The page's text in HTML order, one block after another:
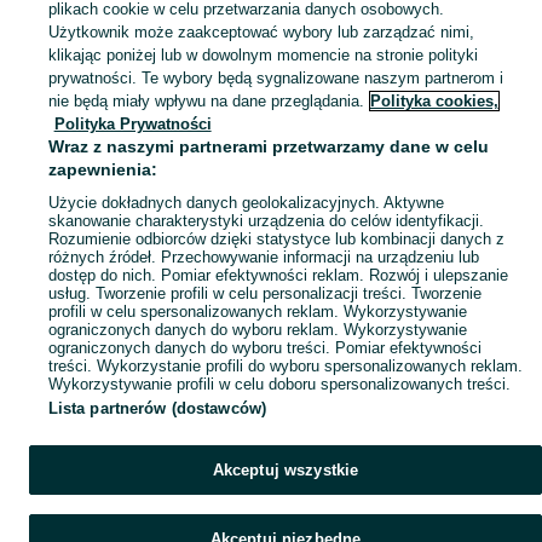
plikach cookie w celu przetwarzania danych osobowych.
Użytkownik może zaakceptować wybory lub zarządzać nimi,
klikając poniżej lub w dowolnym momencie na stronie polityki
prywatności. Te wybory będą sygnalizowane naszym partnerom i
nie będą miały wpływu na dane przeglądania. Polityka cookies,
Polityka Prywatności
Wraz z naszymi partnerami przetwarzamy dane w celu
zapewnienia:
Użycie dokładnych danych geolokalizacyjnych. Aktywne
skanowanie charakterystyki urządzenia do celów identyfikacji.
Rozumienie odbiorców dzięki statystyce lub kombinacji danych z
różnych źródeł. Przechowywanie informacji na urządzeniu lub
dostęp do nich. Pomiar efektywności reklam. Rozwój i ulepszanie
usług. Tworzenie profili w celu personalizacji treści. Tworzenie
profili w celu spersonalizowanych reklam. Wykorzystywanie
ograniczonych danych do wyboru reklam. Wykorzystywanie
ograniczonych danych do wyboru treści. Pomiar efektywności
treści. Wykorzystanie profili do wyboru spersonalizowanych reklam.
Wykorzystywanie profili w celu doboru spersonalizowanych treści.
Lista partnerów (dostawców)
Akceptuj wszystkie